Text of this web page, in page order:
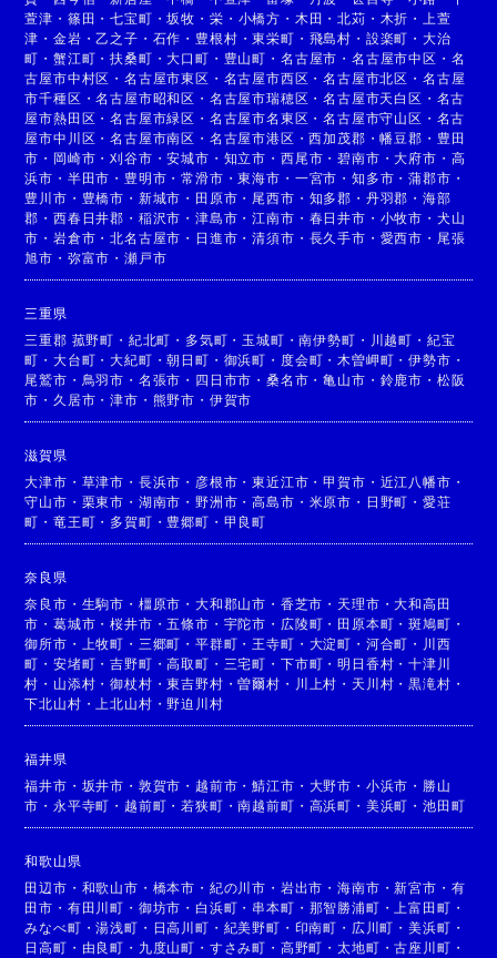
萱津 ・ 篠田 ・七宝町 ・坂牧 ・ 栄 ・ 小橋方 ・ 木田 ・北苅 ・ 木折 ・
上萱
津 ・金岩 ・乙之子 ・ 石作 ・ 豊根村 ・東栄町 ・ 飛島村 ・ 設楽町 ・ 大治
町 ・蟹江町 ・扶桑町 ・大口町 ・ 豊山町 ・ 名古屋市 ・ 名古屋市中区 ・ 名
古屋市中村区 ・名古屋市東区 ・ 名古屋市西区 ・名古屋市北区 ・ 名古屋
市千種区 ・名古屋市昭和区 ・ 名古屋市瑞穂区 ・名古屋市天白区 ・ 名古
屋市熱田区 ・名古屋市緑区 ・ 名古屋市名東区 ・名古屋市守山区 ・ 名古
屋市中川区 ・名古屋市南区 ・ 名古屋市港区 ・西加茂郡 ・幡豆郡 ・ 豊田
市 ・ 岡崎市 ・刈谷市 ・安城市 ・ 知立市 ・ 西尾市 ・碧南市 ・大府市 ・ 高
浜市 ・ 半田市 ・ 豊明市 ・常滑市 ・東海市 ・ 一宮市 ・ 知多市 ・蒲郡市 ・
豊川市 ・ 豊橋市 ・ 新城市 ・ 田原市 ・ 尾西市 ・ 知多郡 ・ 丹羽郡 ・ 海部
郡 ・西春日井郡 ・ 稲沢市 ・津島市 ・江南市 ・ 春日井市 ・ 小牧市 ・ 犬山
市 ・岩倉市 ・北名古屋市 ・ 日進市 ・清須市 ・ 長久手市 ・ 愛西市 ・ 尾張
旭市 ・ 弥富市 ・瀬戸市
三重県
三重郡 菰野町 ・ 紀北町 ・ 多気町 ・ 玉城町 ・南伊勢町 ・ 川越町 ・ 紀宝
町 ・大台町 ・大紀町 ・朝日町 ・ 御浜町 ・ 度会町 ・ 木曽岬町 ・伊勢市 ・
尾鷲市 ・ 鳥羽市 ・ 名張市 ・ 四日市市 ・桑名市 ・亀山市 ・ 鈴鹿市 ・ 松阪
市 ・ 久居市 ・津市 ・ 熊野市 ・ 伊賀市
滋賀県
大津市 ・ 草津市 ・ 長浜市 ・ 彦根市 ・東近江市 ・甲賀市 ・ 近江八幡市 ・
守山市 ・ 栗東市 ・ 湖南市 ・野洲市 ・高島市 ・ 米原市 ・ 日野町 ・ 愛荘
町 ・竜王町 ・ 多賀町 ・ 豊郷町 ・ 甲良町
奈良県
奈良市 ・ 生駒市 ・ 橿原市 ・大和郡山市 ・ 香芝市 ・ 天理市 ・大和高田
市 ・葛城市 ・桜井市 ・五條市 ・ 宇陀市 ・ 広陵町 ・ 田原本町 ・斑鳩町 ・
御所市 ・ 上牧町 ・ 三郷町 ・平群町 ・ 王寺町 ・ 大淀町 ・ 河合町 ・ 川西
町 ・安堵町 ・吉野町 ・高取町 ・ 三宅町 ・ 下市町 ・明日香村 ・十津川
村 ・ 山添村 ・御杖村 ・東吉野村 ・曽爾村 ・ 川上村 ・ 天川村 ・黒滝村 ・
下北山村 ・ 上北山村 ・野迫川村
福井県
福井市 ・ 坂井市 ・ 敦賀市 ・ 越前市 ・鯖江市 ・ 大野市 ・ 小浜市 ・ 勝山
市 ・永平寺町 ・ 越前町 ・若狭町 ・南越前町 ・ 高浜町 ・ 美浜町 ・ 池田町
和歌山県
田辺市 ・ 和歌山市 ・ 橋本市 ・ 紀の川市 ・ 岩出市 ・海南市 ・新宮市 ・ 有
田市 ・ 有田川町 ・ 御坊市 ・ 白浜町 ・ 串本町 ・ 那智勝浦町 ・ 上富田町 ・
みなべ町 ・湯浅町 ・ 日高川町 ・ 紀美野町 ・ 印南町 ・ 広川町 ・美浜町 ・
日高町 ・ 由良町 ・ 九度山町 ・ すさみ町 ・ 高野町 ・太地町 ・古座川町 ・